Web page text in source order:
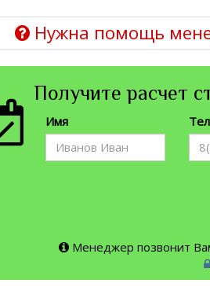
Нужна помощь
Получите расчет
Имя
Менеджер позвонит